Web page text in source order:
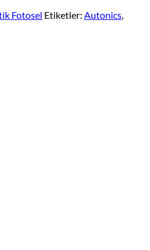
Fotosel Etiketler: Autonics,